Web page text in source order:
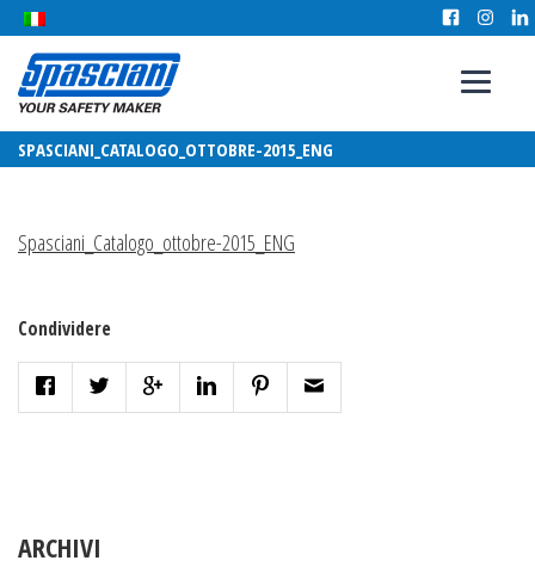
SPASCIANI_CATALOGO_OTTOBRE-2015_ENG
Spasciani_Catalogo_ottobre-2015_ENG
Condividere
ARCHIVI